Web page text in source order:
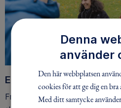
Ett friluftsliv för alla
Friluftsfrämjandet arbetar för
Denna
använder
Den här webbplatsen
cookies för att ge dig en bra
Med ditt samtycke